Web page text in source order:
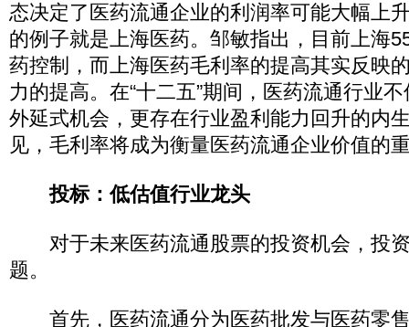
态决定了医药流通企业的利润率可能大幅上
的例子就是上海医药。邹敏指出，目前上海
药控制，而上海医药毛利率的提高其实反映
力的提高。在“十二五”期间，医药流通行业
外延式机会，更存在行业盈利能力回升的内
见，毛利率将成为衡量医药流通企业价值的
投标：低估值行业龙头
对于未来医药流通股票的投资机会，投
题。
首先，医药流通分为医药批发与医药零